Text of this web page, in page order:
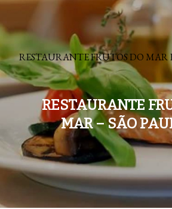
RESTAURANTE FRUTOS DO MAR
RESTAURANTE
MAR – SÃO